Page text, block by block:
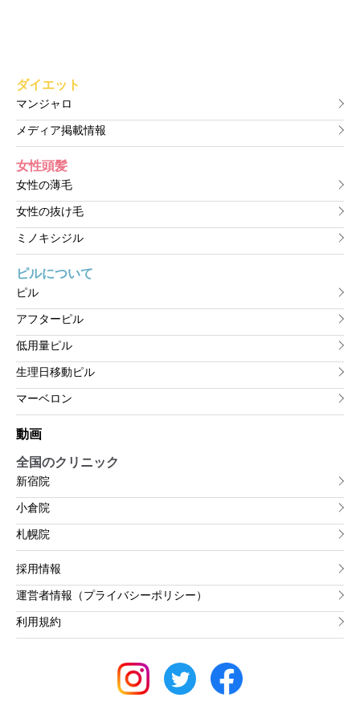
ダイエット
マンジャロ
メディア掲載情報
女性頭髪
女性の薄毛
女性の抜け毛
ミノキシジル
ピルについて
ピル
アフターピル
低用量ピル
生理日移動ピル
マーベロン
動画
全国のクリニック
新宿院
小倉院
札幌院
採用情報
運営者情報（プライバシーポリシー）
利用規約